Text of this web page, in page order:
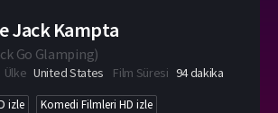
Jack Kampta
Go Glamping)
Ülke United States Film Süresi 94 dakika
izle
Komedi Filmleri HD izle